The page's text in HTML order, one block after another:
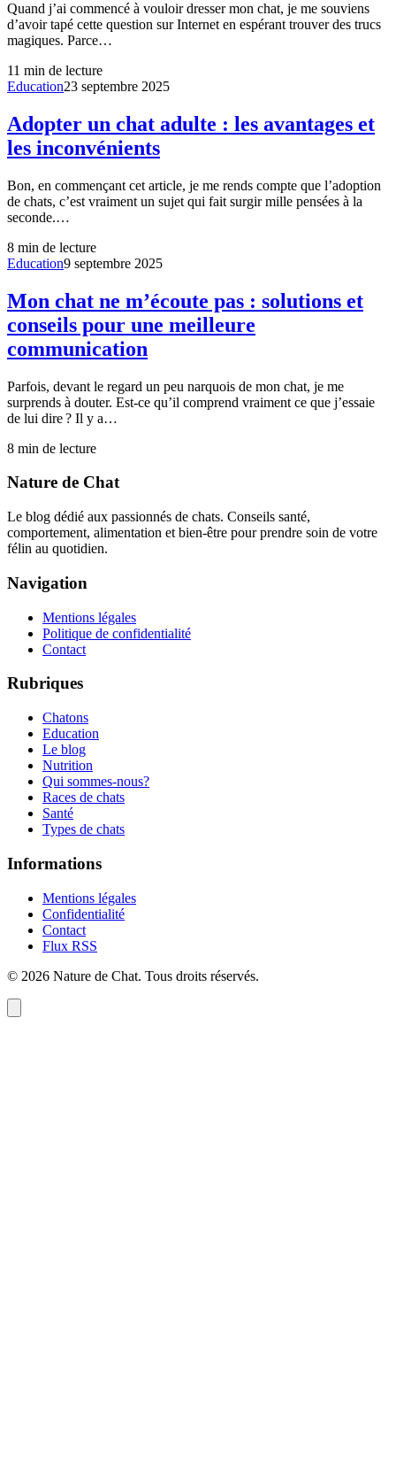
Quand j’ai commencé à vouloir dresser mon chat, je me souviens
d’avoir tapé cette question sur Internet en espérant trouver des trucs
magiques. Parce…
11 min de lecture
Education23 septembre 2025
Adopter un chat adulte : les avantages et
les inconvénients
Bon, en commençant cet article, je me rends compte que l’adoption
de chats, c’est vraiment un sujet qui fait surgir mille pensées à la
seconde.…
8 min de lecture
Education9 septembre 2025
Mon chat ne m’écoute pas : solutions et
conseils pour une meilleure
communication
Parfois, devant le regard un peu narquois de mon chat, je me
surprends à douter. Est-ce qu’il comprend vraiment ce que j’essaie
de lui dire ? Il y a…
8 min de lecture
Nature de Chat
Le blog dédié aux passionnés de chats. Conseils santé,
comportement, alimentation et bien-être pour prendre soin de votre
félin au quotidien.
Navigation
Mentions légales
Politique de confidentialité
Contact
Rubriques
Chatons
Education
Le blog
Nutrition
Qui sommes-nous?
Races de chats
Santé
Types de chats
Informations
Mentions légales
Confidentialité
Contact
Flux RSS
© 2026 Nature de Chat. Tous droits réservés.